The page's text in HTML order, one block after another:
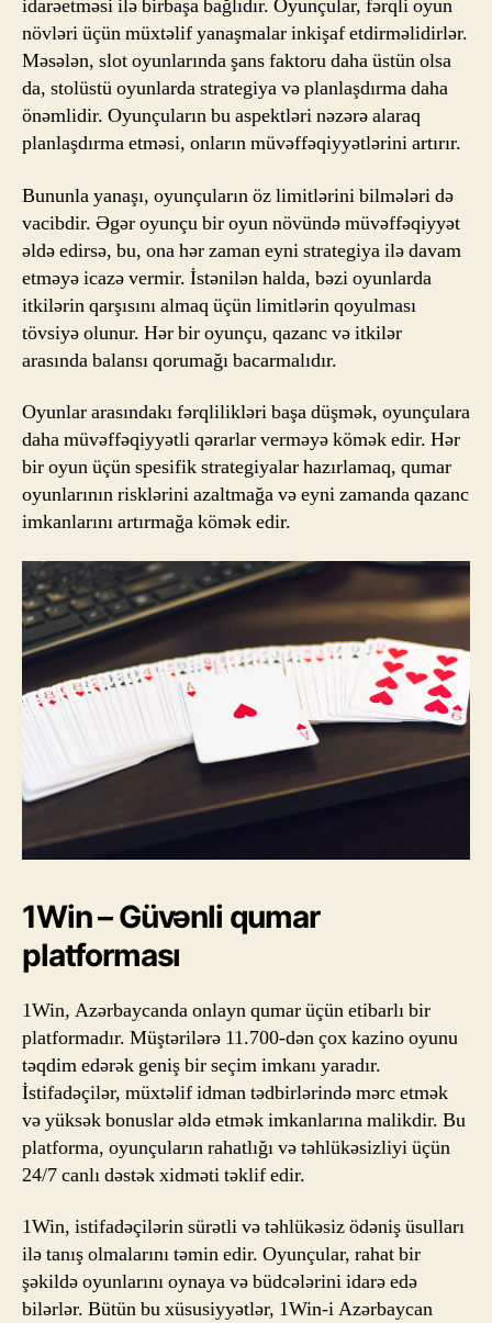
idarəetməsi ilə birbaşa bağlıdır. Oyunçular, fərqli oyun
növləri üçün müxtəlif yanaşmalar inkişaf etdirməlidirlər.
Məsələn, slot oyunlarında şans faktoru daha üstün olsa
da, stolüstü oyunlarda strategiya və planlaşdırma daha
önəmlidir. Oyunçuların bu aspektləri nəzərə alaraq
planlaşdırma etməsi, onların müvəffəqiyyətlərini artırır.
Bununla yanaşı, oyunçuların öz limitlərini bilmələri də
vacibdir. Əgər oyunçu bir oyun növündə müvəffəqiyyət
əldə edirsə, bu, ona hər zaman eyni strategiya ilə davam
etməyə icazə vermir. İstənilən halda, bəzi oyunlarda
itkilərin qarşısını almaq üçün limitlərin qoyulması
tövsiyə olunur. Hər bir oyunçu, qazanc və itkilər
arasında balansı qorumağı bacarmalıdır.
Oyunlar arasındakı fərqlilikləri başa düşmək, oyunçulara
daha müvəffəqiyyətli qərarlar verməyə kömək edir. Hər
bir oyun üçün spesifik strategiyalar hazırlamaq, qumar
oyunlarının risklərini azaltmağa və eyni zamanda qazanc
imkanlarını artırmağa kömək edir.
1Win – Güvənli qumar
platforması
1Win, Azərbaycanda onlayn qumar üçün etibarlı bir
platformadır. Müştərilərə 11.700-dən çox kazino oyunu
təqdim edərək geniş bir seçim imkanı yaradır.
İstifadəçilər, müxtəlif idman tədbirlərində mərc etmək
və yüksək bonuslar əldə etmək imkanlarına malikdir. Bu
platforma, oyunçuların rahatlığı və təhlükəsizliyi üçün
24/7 canlı dəstək xidməti təklif edir.
1Win, istifadəçilərin sürətli və təhlükəsiz ödəniş üsulları
ilə tanış olmalarını təmin edir. Oyunçular, rahat bir
şəkildə oyunlarını oynaya və büdcələrini idarə edə
bilərlər. Bütün bu xüsusiyyətlər, 1Win-i Azərbaycan